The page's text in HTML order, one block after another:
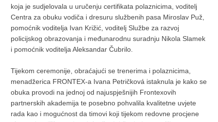
koja je sudjelovala u uručenju certifikata polaznicima, voditelj
Centra za obuku vodiča i dresuru službenih pasa Miroslav Puž,
pomoćnik voditelja Ivan Križić, voditelj Službe za razvoj
policijskog obrazovanja i međunarodnu suradnju Nikola Slamek
i pomoćnik voditelja Aleksandar Čubrilo.
Tijekom ceremonije, obraćajući se trenerima i polaznicima,
menadžerica FRONTEX-a Ivana Petričková istaknula je kako se
obuka provodi na jednoj od najuspješnijih Frontexovih
partnerskih akademija te posebno pohvalila kvalitetne uvjete
rada kao i mogućnost da timovi koji tijekom redovne procjene